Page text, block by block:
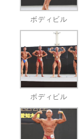
ボディビル
ボディビル